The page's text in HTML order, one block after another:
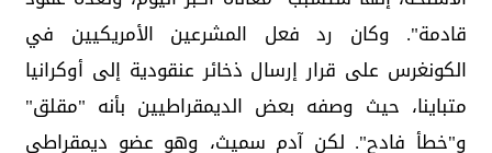
قادمة". وكان رد فعل المشرعين الأمريكيين في
الكونغرس على قرار إرسال ذخائر عنقودية إلى أوكرانيا
متباينا، حيث وصفه بعض الديمقراطيين بأنه "مقلق"
و"خطأ فادح". لكن آدم سميث، وهو عضو ديمقراطي